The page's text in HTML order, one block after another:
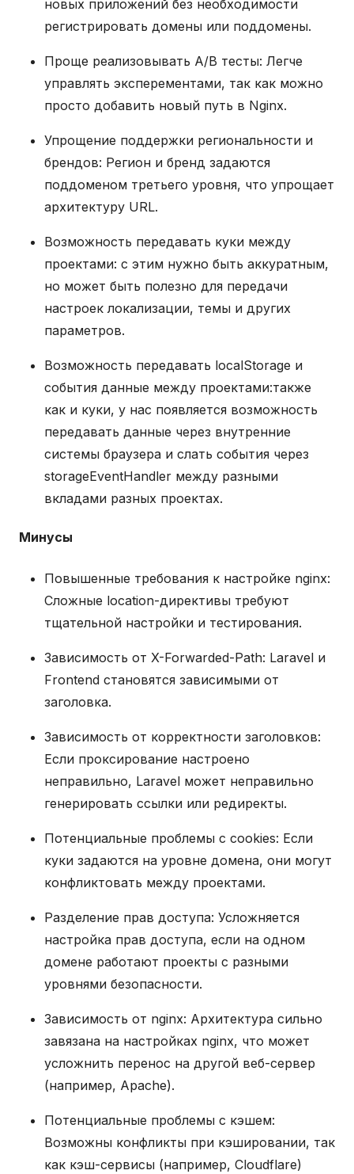
новых приложений без необходимости
регистрировать домены или поддомены.
Проще реализовывать A/B тесты: Легче
управлять эксперементами, так как можно
просто добавить новый путь в Nginx.
Упрощение поддержки региональности и
брендов: Регион и бренд задаются
поддоменом третьего уровня, что упрощает
архитектуру URL.
Возможность передавать куки между
проектами: с этим нужно быть аккуратным,
но может быть полезно для передачи
настроек локализации, темы и других
параметров.
Возможность передавать localStorage и
события данные между проектами:также
как и куки, у нас появляется возможность
передавать данные через внутренние
системы браузера и слать события через
storageEventHandler между разными
вкладами разных проектах.
Минусы
Повышенные требования к настройке nginx:
Сложные location-директивы требуют
тщательной настройки и тестирования.
Зависимость от X-Forwarded-Path: Laravel и
Frontend становятся зависимыми от
заголовка.
Зависимость от корректности заголовков:
Если проксирование настроено
неправильно, Laravel может неправильно
генерировать ссылки или редиректы.
Потенциальные проблемы с cookies: Если
куки задаются на уровне домена, они могут
конфликтовать между проектами.
Разделение прав доступа: Усложняется
настройка прав доступа, если на одном
домене работают проекты с разными
уровнями безопасности.
Зависимость от nginx: Архитектура сильно
завязана на настройках nginx, что может
усложнить перенос на другой веб-сервер
(например, Apache).
Потенциальные проблемы с кэшем:
Возможны конфликты при кэшировании, так
как кэш-сервисы (например, Cloudflare)